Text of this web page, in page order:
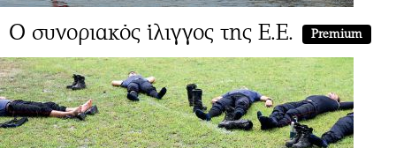
Ο συνοριακός ίλιγγος της Ε.Ε. Premium